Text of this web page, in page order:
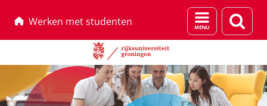
Werken met studenten
Menu
en